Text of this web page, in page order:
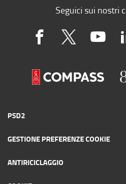
Seguici sui nostri
PSD2
GESTIONE PREFERENZE COOKIE
ANTIRICICLAGGIO